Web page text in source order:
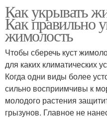
Как укрывать
Как правильно
жимолость
Чтобы сберечь куст
для каких климатических
Когда одни виды более
сильно восприимчивы к
молодого растения
грызунов. Главное не